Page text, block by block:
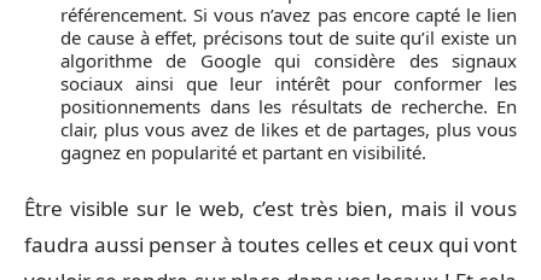
référencement. Si vous n’avez pas encore capté le lien
de cause à effet, précisons tout de suite qu’il existe un
algorithme de Google qui considère des signaux
sociaux ainsi que leur intérêt pour conformer les
positionnements dans les résultats de recherche. En
clair, plus vous avez de likes et de partages, plus vous
gagnez en popularité et partant en visibilité.
Être visible sur le web, c’est très bien, mais il vous
faudra aussi penser à toutes celles et ceux qui vont